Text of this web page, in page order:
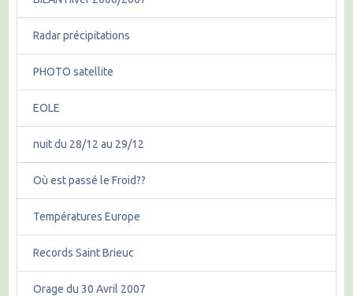
Radar précipitations
PHOTO satellite
EOLE
nuit du 28/12 au 29/12
Où est passé le Froid??
Températures Europe
Records Saint Brieuc
Orage du 30 Avril 2007